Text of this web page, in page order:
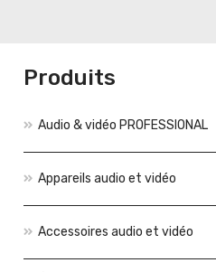
Produits
Audio & vidéo PROFESSIONAL
Appareils audio et vidéo
Accessoires audio et vidéo